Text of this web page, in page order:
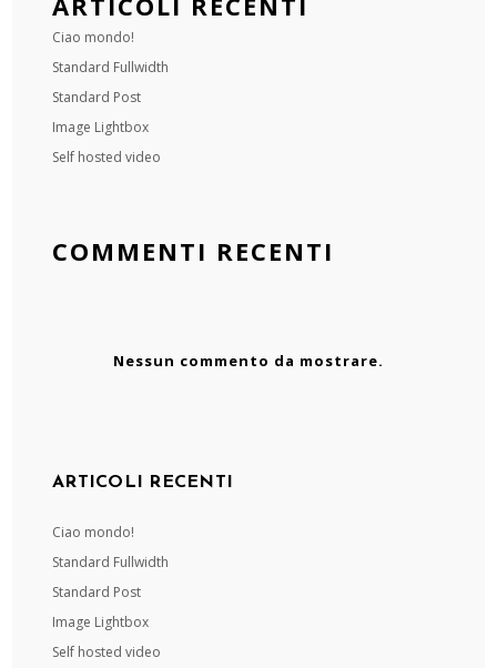
Ciao mondo!
Standard Fullwidth
Standard Post
Image Lightbox
Self hosted video
COMMENTI RECENTI
Nessun commento da mostrare.
ARTICOLI RECENTI
Ciao mondo!
Standard Fullwidth
Standard Post
Image Lightbox
Self hosted video